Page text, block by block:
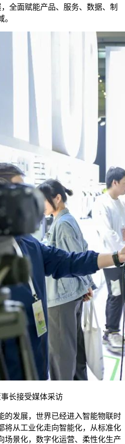
全面赋能产品、服务、数据、制
长接受媒体采访
发展，世界已经进入智能物联时
将从工业化走向智能化，从标准化
场景化，数字化运营、柔性化生产